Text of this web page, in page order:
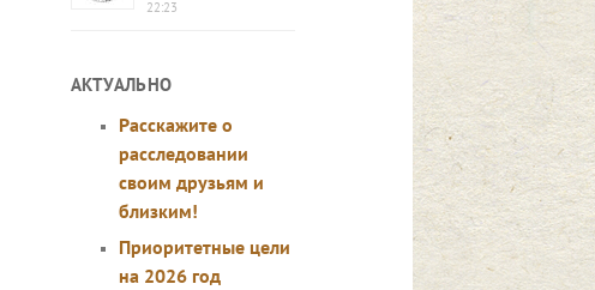
22:23
АКТУАЛЬНО
Расскажите о
расследовании
своим друзьям и
близким!
Приоритетные цели
на 2026 год